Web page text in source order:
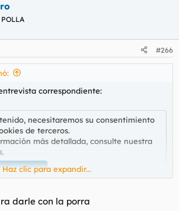
POLLA
#266
correspondiente:
necesitaremos su consentimiento
de terceros.
más detallada, consulte nuestra
.
terceros
Haz clic para expandir...
darle con la porra